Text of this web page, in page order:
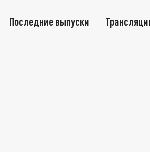
Последние выпуски